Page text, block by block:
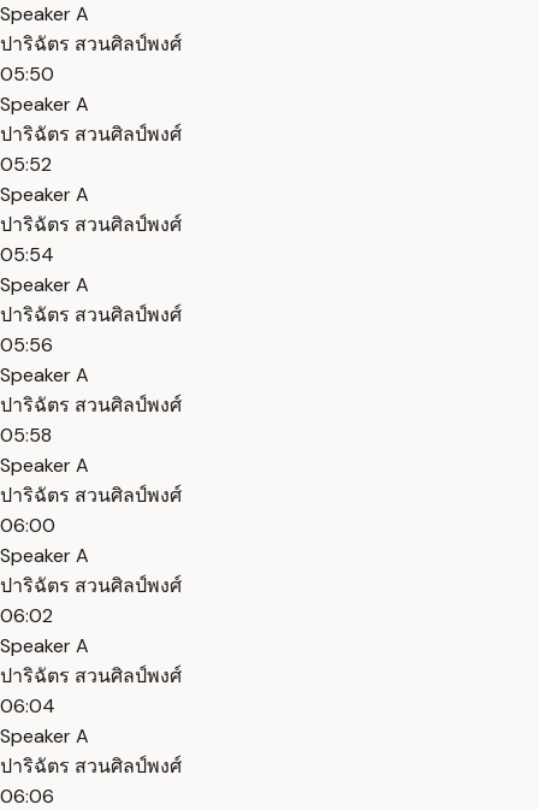
Speaker A
ปาริฉัตร สวนศิลป์พงศ์
05:50
Speaker A
ปาริฉัตร สวนศิลป์พงศ์
05:52
Speaker A
ปาริฉัตร สวนศิลป์พงศ์
05:54
Speaker A
ปาริฉัตร สวนศิลป์พงศ์
05:56
Speaker A
ปาริฉัตร สวนศิลป์พงศ์
05:58
Speaker A
ปาริฉัตร สวนศิลป์พงศ์
06:00
Speaker A
ปาริฉัตร สวนศิลป์พงศ์
06:02
Speaker A
ปาริฉัตร สวนศิลป์พงศ์
06:04
Speaker A
ปาริฉัตร สวนศิลป์พงศ์
06:06